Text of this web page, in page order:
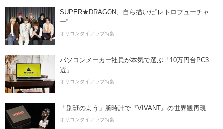
SUPER★DRAGON、自ら描いた”レトロフューチャ
ー”
オリコンタイアップ特集
パソコンメーカー社員が本気で選ぶ「10万円台PC3
選」
オリコンタイアップ特集
「別班のよう」腕時計で『VIVANT』の世界観再現
オリコンタイアップ特集